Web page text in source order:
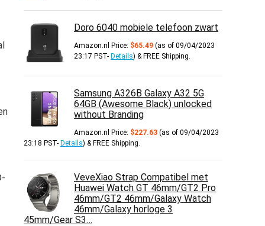
Doro 6040 mobiele telefoon zwart
Amazon.nl Price: $65.49 (as of 09/04/2023
23:17 PST- Details) & FREE Shipping.
Samsung A326B Galaxy A32 5G
64GB (Awesome Black) unlocked
without Branding
Amazon.nl Price: $227.63 (as of 09/04/2023
23:18 PST- Details) & FREE Shipping.
VeveXiao Strap Compatibel met
Huawei Watch GT 46mm/GT2 Pro
46mm/GT2 46mm/Galaxy Watch
46mm/Galaxy horloge 3
45mm/Gear S3…